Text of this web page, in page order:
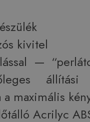
kivitel
—
állítási
maximális
Acrilyc